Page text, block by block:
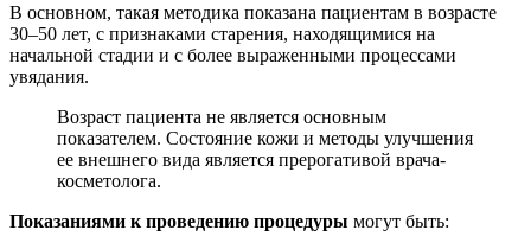
В основном, такая методика показана пациентам в возрасте
30–50 лет, с признаками старения, находящимися на
начальной стадии и с более выраженными процессами
увядания.
Возраст пациента не является основным
показателем. Состояние кожи и методы улучшения
ее внешнего вида является прерогативой врача-
косметолога.
Показаниями к проведению процедуры могут быть: